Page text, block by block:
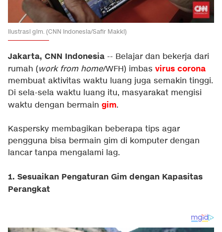
Ilustrasi gim. (CNN Indonesia/Safir Makki)
Jakarta, CNN Indonesia -- Belajar dan bekerja dari
rumah (work from home/WFH) imbas virus corona
membuat aktivitas waktu luang juga semakin tinggi.
Di sela-sela waktu luang itu, masyarakat mengisi
waktu dengan bermain gim.
Kaspersky membagikan beberapa tips agar
pengguna bisa bermain gim di komputer dengan
lancar tanpa mengalami lag.
1. Sesuaikan Pengaturan Gim dengan Kapasitas
Perangkat